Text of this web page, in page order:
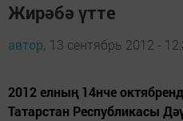
Жирәбә үтте
автор, 13 сентябрь 2012 -
2012 елның 14нче
Татарстан Республикасы